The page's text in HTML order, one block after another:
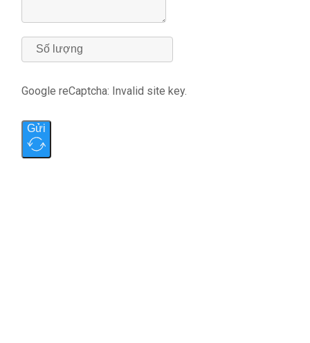
Google reCaptcha: Invalid site key.
Gửi